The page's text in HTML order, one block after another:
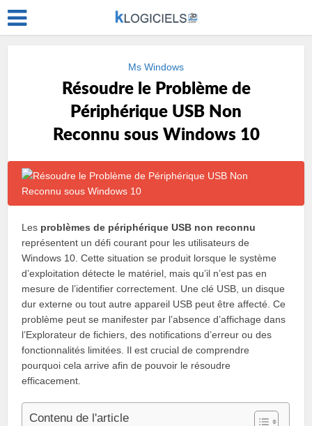
Ms Windows
Résoudre le Problème de
Périphérique USB Non
Reconnu sous Windows 10
Les problèmes de périphérique USB non reconnu
représentent un défi courant pour les utilisateurs de
Windows 10. Cette situation se produit lorsque le système
d’exploitation détecte le matériel, mais qu’il n’est pas en
mesure de l’identifier correctement. Une clé USB, un disque
dur externe ou tout autre appareil USB peut être affecté. Ce
problème peut se manifester par l’absence d’affichage dans
l’Explorateur de fichiers, des notifications d’erreur ou des
fonctionnalités limitées. Il est crucial de comprendre
pourquoi cela arrive afin de pouvoir le résoudre
efficacement.
Contenu de l'article